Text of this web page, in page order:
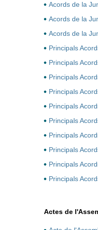
Acords de la
Acords de la
Acords de la
Principals
Principals
Principals
Principals
Principals
Principals
Principals
Principals
Principals
Principals
Actes de